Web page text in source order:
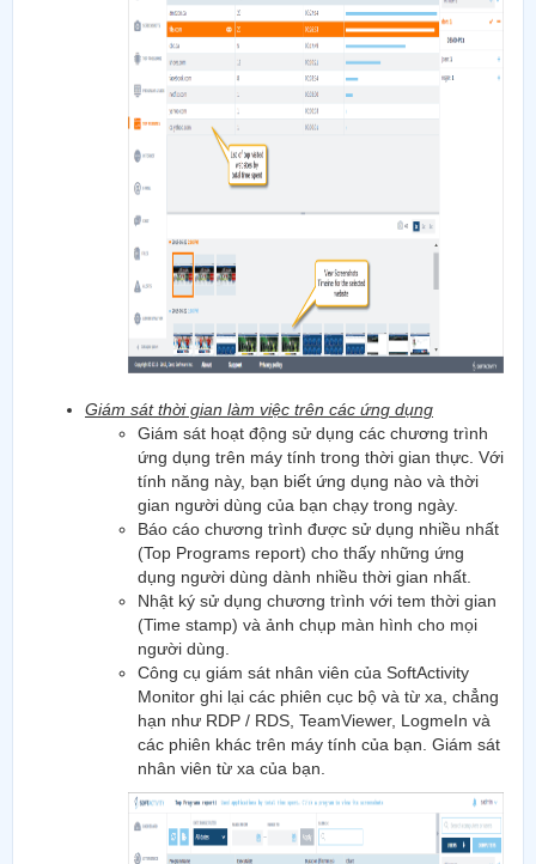
Giám sát thời gian làm việc trên các ứng dụng
Giám sát hoạt động sử dụng các chương trình
ứng dụng trên máy tính trong thời gian thực. Với
tính năng này, bạn biết ứng dụng nào và thời
gian người dùng của bạn chạy trong ngày.
Báo cáo chương trình được sử dụng nhiều nhất
(Top Programs report) cho thấy những ứng
dụng người dùng dành nhiều thời gian nhất.
Nhật ký sử dụng chương trình với tem thời gian
(Time stamp) và ảnh chụp màn hình cho mọi
người dùng.
Công cụ giám sát nhân viên của SoftActivity
Monitor ghi lại các phiên cục bộ và từ xa, chẳng
hạn như RDP / RDS, TeamViewer, LogmeIn và
các phiên khác trên máy tính của bạn. Giám sát
nhân viên từ xa của bạn.